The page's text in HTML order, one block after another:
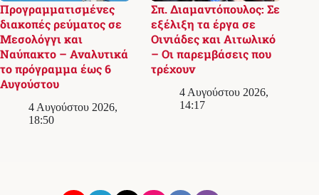
Προγραμματισμένες
διακοπές ρεύματος σε
Μεσολόγγι και
Ναύπακτο – Αναλυτικά
το πρόγραμμα έως 6
Αυγούστου
4 Αυγούστου 2026,
18:50
Σπ. Διαμαντόπουλος: Σε
εξέλιξη τα έργα σε
Οινιάδες και Αιτωλικό
– Οι παρεμβάσεις που
τρέχουν
4 Αυγούστου 2026,
14:17